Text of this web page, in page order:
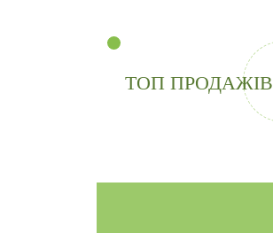
ТОП ПРОДАЖІВ